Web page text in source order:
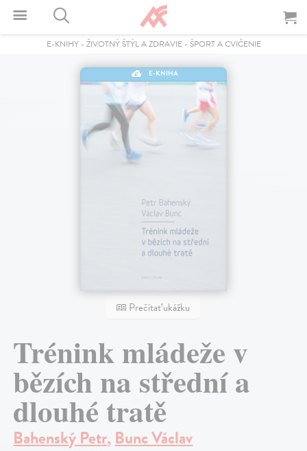
E-KNIHY- ŽIVOTNÝ ŠTÝL A ZDRAVIE- ŠPORT A CVIČENIE
E-KNIHA
Prečítať ukážku
Trénink mládeže v
bězích na střední a
dlouhé tratě
Bahenský Petr,Bunc Václav